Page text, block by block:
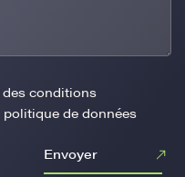
des conditions
de données
Envoyer